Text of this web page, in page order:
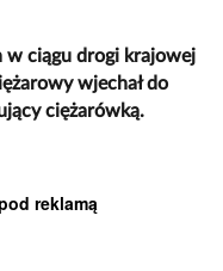
w ciągu drogi krajowej
wjechał do
ciężarówką.
reklamą